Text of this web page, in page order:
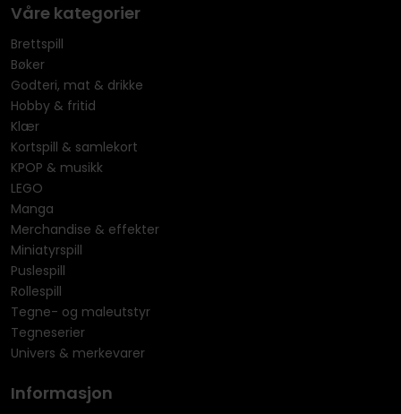
Våre kategorier
Brettspill
Bøker
Godteri, mat & drikke
Hobby & fritid
Klær
Kortspill & samlekort
KPOP & musikk
LEGO
Manga
Merchandise & effekter
Miniatyrspill
Puslespill
Rollespill
Tegne- og maleutstyr
Tegneserier
Univers & merkevarer
Informasjon